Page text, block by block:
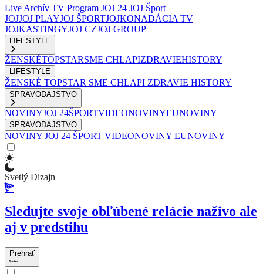
Live Archív TV Program JOJ 24 JOJ Šport
JOJJOJ PLAYJOJ ŠPORTJOJKONADÁCIA TV
JOJKASTINGYJOJ CZJOJ GROUP
LIFESTYLE
ŽENSKÉTOPSTARSME CHLAPIZDRAVIEHISTORY
LIFESTYLE
ŽENSKÉ TOPSTAR SME CHLAPI ZDRAVIE HISTORY
SPRAVODAJSTVO
NOVINYJOJ 24ŠPORTVIDEONOVINYEUNOVINY
SPRAVODAJSTVO
NOVINY JOJ 24 ŠPORT VIDEONOVINY EUNOVINY
Svetlý Dizajn
Sledujte svoje obľúbené relácie naživo ale
aj v predstihu
Prehrať